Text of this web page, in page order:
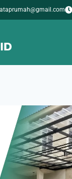
ataprumah@gmail.com